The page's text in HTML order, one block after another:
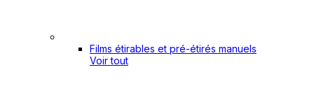
Films étirables et pré-étirés manuels
Voir tout